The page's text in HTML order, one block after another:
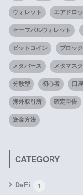
ウォレット エアドロ
セーフパルウォレット
ビットコイン ブロッ
メタバース メタマスク
分散型 初心者 口
海外取引所 確定申告
送金方法
CATEGORY
DeFi 1